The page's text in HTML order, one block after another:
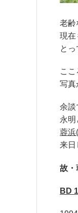
老齢
現在
ここ
写真
余談
永明
蓉浜
来日
故・
BD